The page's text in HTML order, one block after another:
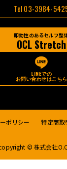
Tel 03-3984-
即効性のあるセルフ整
OCL Stretch
LINEでの
お問い合わせはこちら
ポリシー 特定商取
© 株式会社